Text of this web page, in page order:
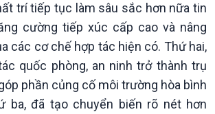
trí tiếp tục làm sâu sắc hơn nữa tin
cường tiếp xúc cấp cao và nâng
các cơ chế hợp tác hiện có. Thứ hai,
quốc phòng, an ninh trở thành trụ
phần củng cố môi trường hòa bình
ba, đã tạo chuyển biến rõ nét hơn